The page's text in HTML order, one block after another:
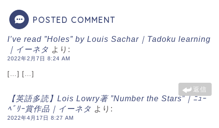
POSTED COMMENT
I’ve read ”Holes” by Louis Sachar｜Tadoku learning
｜イーネタ より:
2022年2月7日 8:24 AM
[…] […]
返信
【英語多読】Lois Lowry著 ”Number the Stars”｜ﾆｭｰ
ﾍﾞﾘｰ賞作品｜イーネタ より:
2022年4月17日 8:27 AM